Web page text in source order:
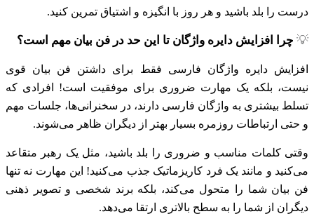
درست را بلد باشید و هر روز با انگیزه و اشتیاق تمرین کنید.
💡 چرا افزایش دایره واژگان تا این حد در فن بیان مهم است؟
افزایش دایره واژگان فارسی فقط برای داشتن فن بیان قوی
نیست، بلکه یک مهارت ضروری برای موفقیت است! افرادی که
تسلط بیشتری به واژگان فارسی دارند، در سخنرانی‌ها، جلسات مهم
و حتی ارتباطات روزمره بسیار بهتر از دیگران ظاهر می‌شوند.
وقتی کلمات مناسب و ضروری را بلد باشید، مثل یک رهبر متقاعد
می‌کنید و مانند یک فرد کاریزماتیک جذب می‌کنید! این مهارت نه‌ تنها
فن بیان شما را متحول می‌کند، بلکه برند شخصی و تصویر ذهنی
دیگران از شما را به سطح بالاتری ارتقا می‌دهد.